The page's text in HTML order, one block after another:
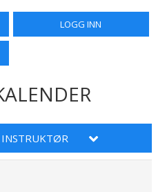
LOGG INN
INSTRUKTØR